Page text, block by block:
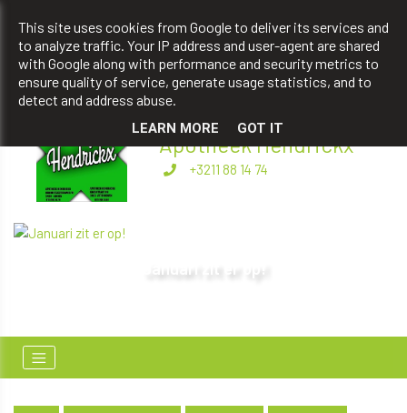
apotheekhendrickxbart@gmail.com
+3211 88 14 74
Apotheek Hendrickx
+3211 88 14 74
Januari zit er op!
This site uses cookies from Google to deliver its services and
to analyze traffic. Your IP address and user-agent are shared
with Google along with performance and security metrics to
ensure quality of service, generate usage statistics, and to
detect and address abuse.
LEARN MORE GOT IT